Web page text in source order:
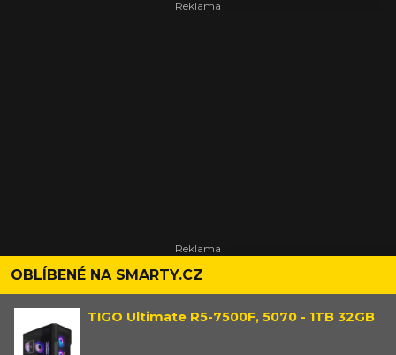
OBLÍBENÉ NA SMARTY.CZ
TIGO Ultimate R5-7500F, 5070 - 1TB 32GB